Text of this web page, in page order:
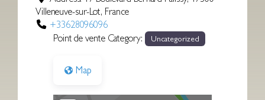
Villeneuve-sur-Lot, France
+33628096096
Point de vente Category:
Uncategorized
Map